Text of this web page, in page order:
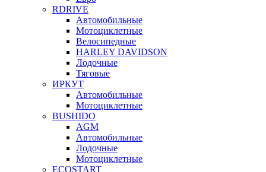
RDRIVE
Автомобильные
Мотоциклетные
Велосипедные
HARLEY DAVIDSON
Лодочные
Тяговые
ИРКУТ
Автомобильные
Мотоциклетные
BUSHIDO
AGM
Автомобильные
Лодочные
Мотоциклетные
ECOSTART